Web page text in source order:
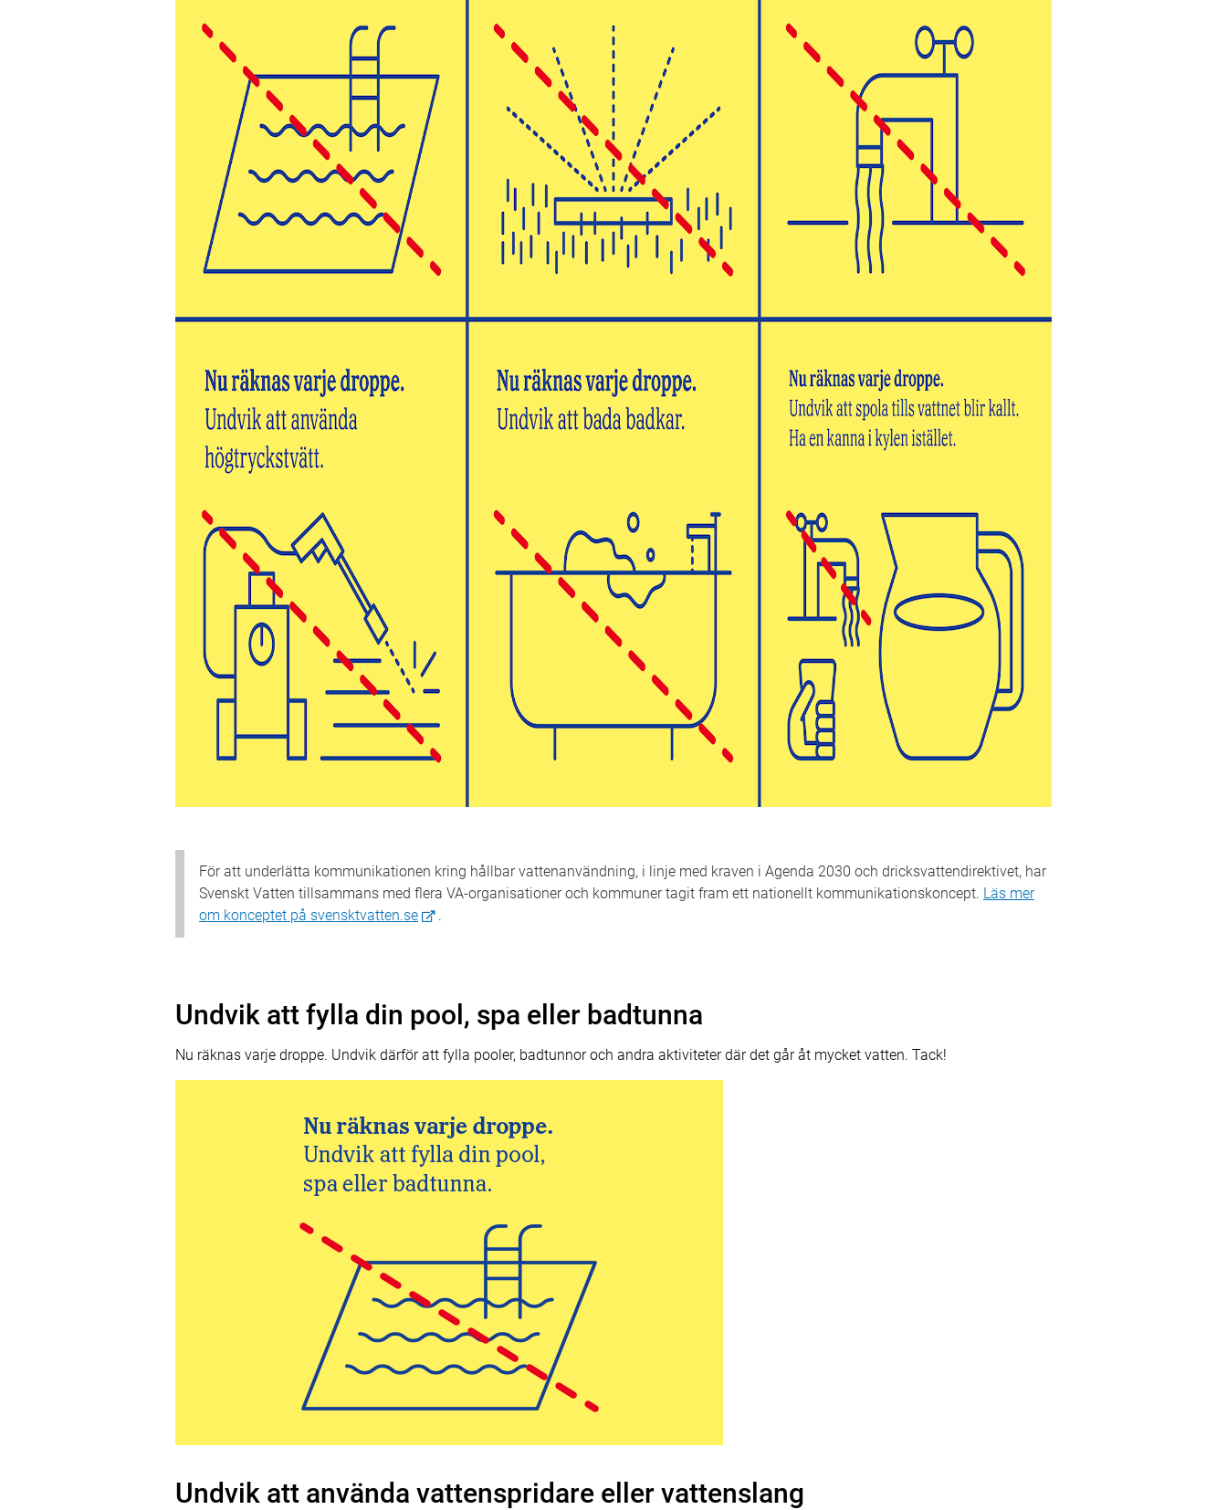
För att underlätta kommunikationen kring hållbar vattenanvändning, i linje med kraven i Agenda 2030 och dricksvattendirektivet, har
Svenskt Vatten tillsammans med flera VA-organisationer och kommuner tagit fram ett nationellt kommunikationskoncept. Läs mer
om konceptet på svensktvatten.se
.
Undvik att fylla din pool, spa eller badtunna
Nu räknas varje droppe. Undvik därför att fylla pooler, badtunnor och andra aktiviteter där det går åt mycket vatten. Tack!
Undvik att använda vattenspridare eller vattenslang